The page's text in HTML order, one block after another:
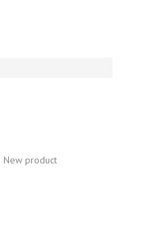
New product